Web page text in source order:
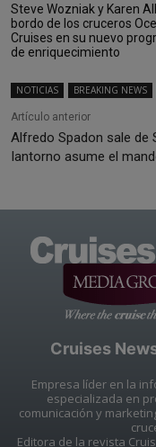
Steve Wozniak y Karen
bordo de los cruceros
Cruises en su nuevo
de enriquecimiento
NOTICIAS BREAKING NEWS
Artículo anterior
Alfredo Spadon sale de
Iantorno asume el
Cruises
Empresa líder en la
especializada en
comunicación y
Editora de la revista